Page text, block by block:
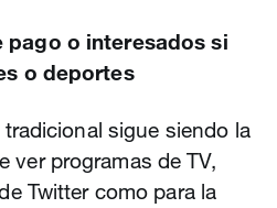
pago o interesados si
o deportes
sigue siendo la
ver programas de TV,
Twitter como para la